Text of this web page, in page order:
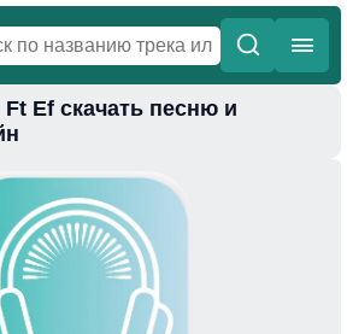
Ef скачать песню и